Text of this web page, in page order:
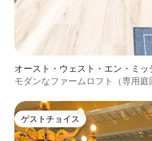
オースト・ウェスト・エン・ミッ
の一軒家
モダンなファームロフト（専用庭
ゲストチョイス
ゲストチョイス